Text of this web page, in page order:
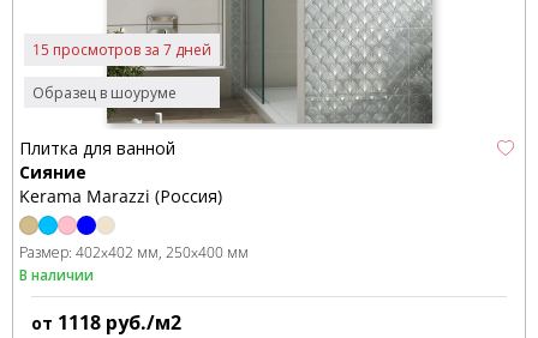
Образец в шоуруме
15 просмотров за 7 дней
Плитка для ванной
Сияние
Kerama Marazzi (Россия)
Размер: 402x402 мм 250x400 мм
В наличии
от 1118 руб./м2